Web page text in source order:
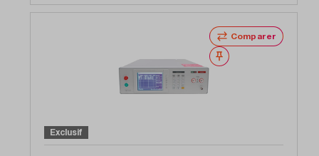
Comparer
Noter
Exclusif